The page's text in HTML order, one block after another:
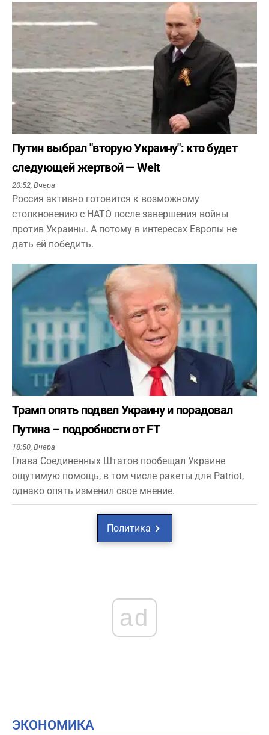
Путин выбрал "вторую Украину": кто будет
следующей жертвой — Welt
20:52, Вчера
Россия активно готовится к возможному
столкновению с НАТО после завершения войны
против Украины. А потому в интересах Европы не
дать ей победить.
Трамп опять подвел Украину и порадовал
Путина – подробности от FT
18:50, Вчера
Глава Соединенных Штатов пообещал Украине
ощутимую помощь, в том числе ракеты для Patriot,
однако опять изменил свое мнение.
Политика
ad
ЭКОНОМИКА